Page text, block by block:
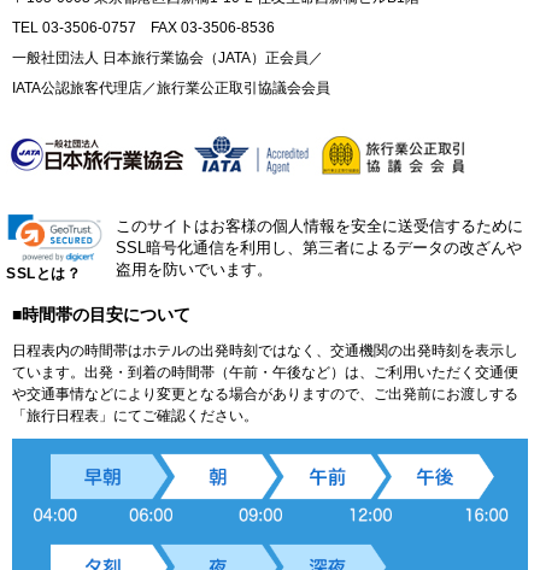
TEL 03-3506-0757 FAX 03-3506-8536
一般社団法人 日本旅行業協会（JATA）正会員／
IATA公認旅客代理店／旅行業公正取引協議会会員
SSLとは？
このサイトはお客様の個人情報を安全に送受信するために
SSL暗号化通信を利用し、第三者によるデータの改ざんや
盗用を防いでいます。
■時間帯の目安について
日程表内の時間帯はホテルの出発時刻ではなく、交通機関の出発時刻を表示し
ています。出発・到着の時間帯（午前・午後など）は、ご利用いただく交通便
や交通事情などにより変更となる場合がありますので、ご出発前にお渡しする
「旅行日程表」にてご確認ください。